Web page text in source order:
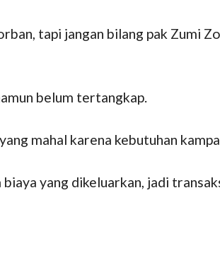
tapi jangan bilang pak Zumi
belum tertangkap.
mahal karena kebutuhan
yang dikeluarkan, jadi